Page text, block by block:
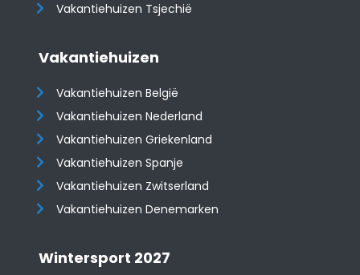
Vakantiehuizen Tsjechië
Vakantiehuizen
Vakantiehuizen België
Vakantiehuizen Nederland
Vakantiehuizen Griekenland
Vakantiehuizen Spanje
​​​​​​​Vakantiehuizen Zwitserland
Vakantiehuizen Denemarken
Wintersport 2027